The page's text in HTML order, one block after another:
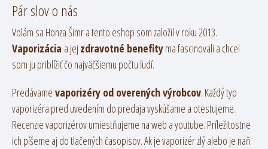
Pár slov o nás
Volám sa Honza Šimr a tento eshop som založil v roku 2013.
Vaporizácia a jej zdravotné benefityma fascinovali a chcel
som ju priblížiť čo najväčšiemu počtu ľudí.
Predávame vaporizéry od overených výrobcov. Každý typ
vaporizéra pred uvedením do predaja vyskúšame a otestujeme.
Recenzie vaporizérov umiestňujeme na web a youtube. Príležitostne
ich píšeme aj do tlačených časopisov. Ak je vaporizér zlý alebo je naň